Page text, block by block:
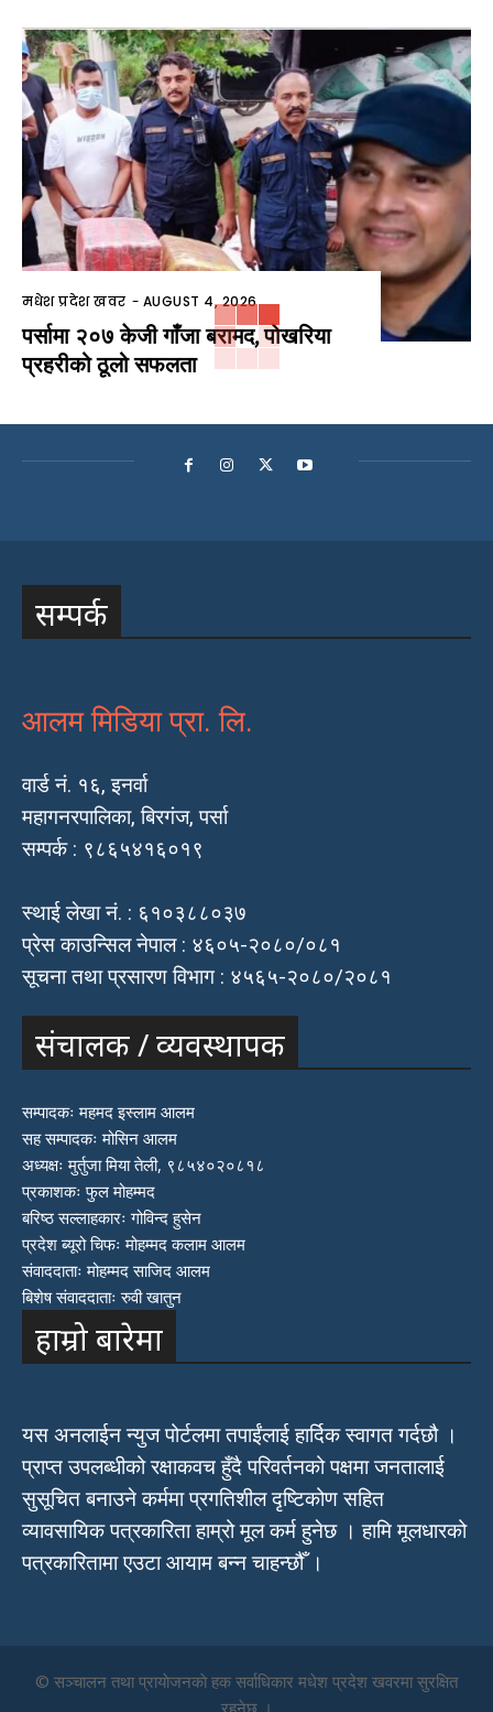
मधेश प्रदेश खवर - AUGUST 4, 2026
पर्सामा २०७ केजी गाँजा बरामद, पोखरिया
प्रहरीको ठूलो सफलता
सम्पर्क
आलम मिडिया प्रा. लि.
वार्ड नं. १६, इनर्वा
महागनरपालिका, बिरगंज, पर्सा
सम्पर्क : ९८६५४१६०१९
स्थाई लेखा नं. : ६१०३८८०३७
प्रेस काउन्सिल नेपाल : ४६०५-२०८०/०८१
सूचना तथा प्रसारण विभाग : ४५६५-२०८०/२०८१
संचालक / व्यवस्थापक
सम्पादकः महमद इस्लाम आलम
सह सम्पादकः मोसिन आलम
अध्यक्षः मुर्तुजा मिया तेली, ९८५४०२०८१८
प्रकाशकः फुल मोहम्मद
बरिष्ठ सल्लाहकारः गोविन्द हुसेन
प्रदेश ब्यूरो चिफः मोहम्मद कलाम आलम
संवाददाताः मोहम्मद साजिद आलम
बिशेष संवाददाताः रुवी खातुन
हाम्रो बारेमा
यस अनलाईन न्युज पोर्टलमा तपाईंलाई हार्दिक स्वागत गर्दछौ ।
प्राप्त उपलब्धीको रक्षाकवच हुँदै परिवर्तनको पक्षमा जनतालाई
सुसूचित बनाउने कर्ममा प्रगतिशील दृष्टिकोण सहित
व्यावसायिक पत्रकारिता हाम्रो मूल कर्म हुनेछ । हामि मूलधारको
पत्रकारितामा एउटा आयाम बन्न चाहन्छौँ ।
© सञ्चालन तथा प्रायाेजनकाे हक सर्वाधिकार मधेश प्रदेश खवरमा सुरक्षित
रहनेछ ।